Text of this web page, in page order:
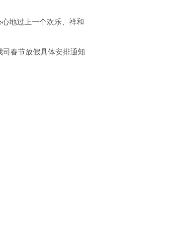
地过上一个欢乐、祥和
春节放假具体安排通知